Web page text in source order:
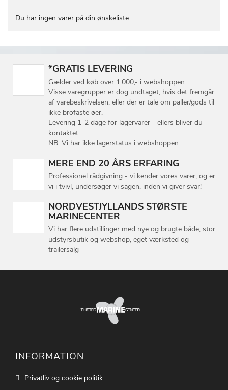
Du har ingen varer på din ønskeliste.
*GRATIS LEVERING
Gælder ved køb over 1.000,- i webshoppen.
Visse varegrupper er dog undtaget, hvis det fremgår
af varebeskrivelsen, eller der er tale om paller/gods til
ikke brofaste øer.
Levering 1-2 dage for lagervarer - ellers bliver du
kontaktet.
NB: Vi har ikke lagerstatus i webshoppen.
MERE END 20 ÅRS ERFARING
Professionel rådgivning - vi kender vores varer, og er
vi i tvivl, undersøger vi sagen, inden vi giver svar!
NORDVESTJYLLANDS STØRSTE
MARINECENTER
Vi har flere udstillinger med nye og brugte både, stor
udstyrsbutik og webshop, eget værksted og
trailersalg
INFORMATION
Privatliv og cookie politik